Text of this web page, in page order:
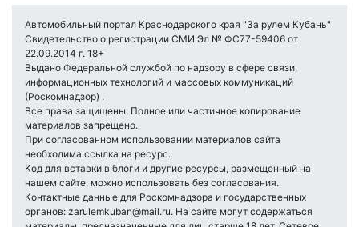
Автомобильный портал Краснодарского края "За рулем Кубань"
Свидетельство о регистрации СМИ Эл № ФС77-59406 от
22.09.2014 г. 18+
Выдано Федеральной службой по надзору в сфере связи,
информационных технологий и массовых коммуникаций
(Роскомнадзор) .
Все права защищены. Полное или частичное копирование
материалов запрещено.
При согласованном использовании материалов сайта
необходима ссылка на ресурс.
Код для вставки в блоги и другие ресурсы, размещенный на
нашем сайте, можно использовать без согласования.
Контактные данные для Роскомнадзора и государственных
органов: zarulemkuban@mail.ru. На сайте могут содержаться